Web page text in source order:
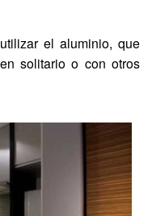
el aluminio, que
solitario o con otros